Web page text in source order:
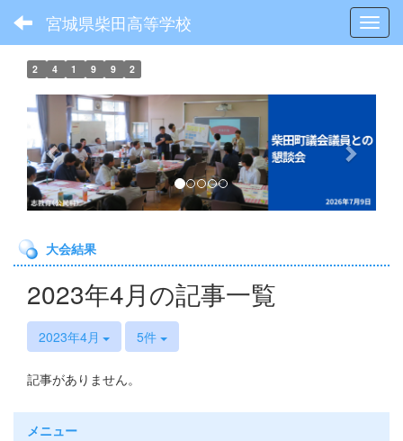
宮城県柴田高等学校
2 4 1 9 9 2
e
v
i
u
s
e
x
大会結果
2023年4月の記事一覧
2023年4月 5件
記事がありません。
メニュー